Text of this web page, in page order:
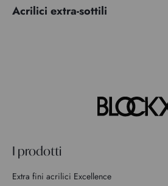
Acrilici extra-sottili
I prodotti
Extra fini acrilici Excellence